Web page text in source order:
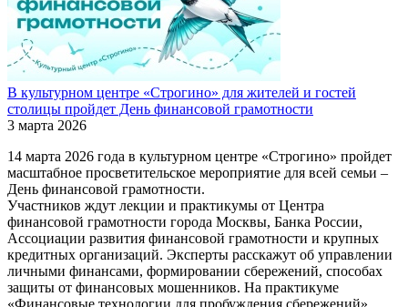
В культурном центре «Строгино» для жителей и гостей
столицы пройдет День финансовой грамотности
3 марта 2026
14 марта 2026 года в культурном центре «Строгино» пройдет
масштабное просветительское мероприятие для всей семьи ‒
День финансовой грамотности.
Участников ждут лекции и практикумы от Центра
финансовой грамотности города Москвы, Банка России,
Ассоциации развития финансовой грамотности и крупных
кредитных организаций. Эксперты расскажут об управлении
личными финансами, формировании сбережений, способах
защиты от финансовых мошенников. На практикуме